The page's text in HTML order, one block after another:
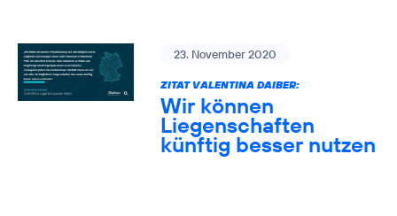
23. November 2020
ZITAT VALENTINA DAIBER:
Wir können
Liegenschaften
künftig besser nutzen